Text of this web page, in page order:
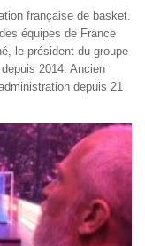
française de basket.
équipes de France
le président du groupe
2014. Ancien
depuis 21